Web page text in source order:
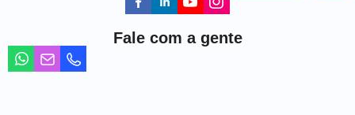
Fale com a gente